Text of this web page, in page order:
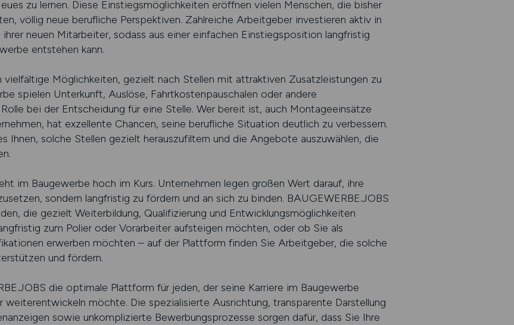
zu lernen. Diese Einstiegsmöglichkeiten eröffnen vielen Menschen, die bisher
völlig neue berufliche Perspektiven. Zahlreiche Arbeitgeber investieren aktiv in
neuen Mitarbeiter, sodass aus einer einfachen Einstiegsposition langfristig
entstehen kann.
vielfältige Möglichkeiten, gezielt nach Stellen mit attraktiven Zusatzleistungen zu
spielen Unterkunft, Auslöse, Fahrtkostenpauschalen oder andere
bei der Entscheidung für eine Stelle. Wer bereit ist, auch Montageeinsätze
hat exzellente Chancen, seine berufliche Situation deutlich zu verbessern.
Ihnen, solche Stellen gezielt herauszufiltern und die Angebote auszuwählen, die
im Baugewerbe hoch im Kurs. Unternehmen legen großen Wert darauf, ihre
sondern langfristig zu fördern und an sich zu binden. BAUGEWERBE.JOBS
die gezielt Weiterbildung, Qualifizierung und Entwicklungsmöglichkeiten
zum Polier oder Vorarbeiter aufsteigen möchten, oder ob Sie als
erwerben möchten – auf der Plattform finden Sie Arbeitgeber, die solche
und fördern.
die optimale Plattform für jeden, der seine Karriere im Baugewerbe
möchte. Die spezialisierte Ausrichtung, transparente Darstellung
sowie unkomplizierte Bewerbungsprozesse sorgen dafür, dass Sie Ihre